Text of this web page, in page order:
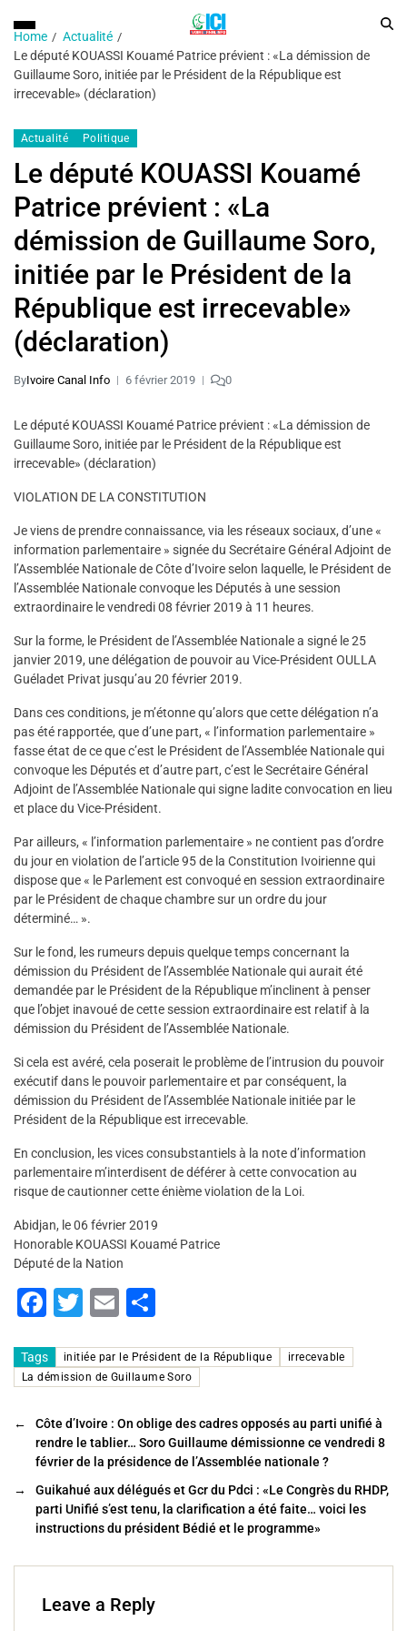
Home
Actualité
Le député KOUASSI Kouamé Patrice prévient : «La démission de
Guillaume Soro, initiée par le Président de la République est
irrecevable» (déclaration)
Actualité Politique
Le député KOUASSI Kouamé
Patrice prévient : «La
démission de Guillaume Soro,
initiée par le Président de la
République est irrecevable»
(déclaration)
ByIvoire Canal Info 6 février 2019 0
Le député KOUASSI Kouamé Patrice prévient : «La démission de
Guillaume Soro, initiée par le Président de la République est
irrecevable» (déclaration)
VIOLATION DE LA CONSTITUTION
Je viens de prendre connaissance, via les réseaux sociaux, d’une «
information parlementaire » signée du Secrétaire Général Adjoint de
l’Assemblée Nationale de Côte d’Ivoire selon laquelle, le Président de
l’Assemblée Nationale convoque les Députés à une session
extraordinaire le vendredi 08 février 2019 à 11 heures.
Sur la forme, le Président de l’Assemblée Nationale a signé le 25
janvier 2019, une délégation de pouvoir au Vice-Président OULLA
Guéladet Privat jusqu’au 20 février 2019.
Dans ces conditions, je m’étonne qu’alors que cette délégation n’a
pas été rapportée, que d’une part, « l’information parlementaire »
fasse état de ce que c’est le Président de l’Assemblée Nationale qui
convoque les Députés et d’autre part, c’est le Secrétaire Général
Adjoint de l’Assemblée Nationale qui signe ladite convocation en lieu
et place du Vice-Président.
Par ailleurs, « l’information parlementaire » ne contient pas d’ordre
du jour en violation de l’article 95 de la Constitution Ivoirienne qui
dispose que « le Parlement est convoqué en session extraordinaire
par le Président de chaque chambre sur un ordre du jour
déterminé… ».
Sur le fond, les rumeurs depuis quelque temps concernant la
démission du Président de l’Assemblée Nationale qui aurait été
demandée par le Président de la République m’inclinent à penser
que l’objet inavoué de cette session extraordinaire est relatif à la
démission du Président de l’Assemblée Nationale.
Si cela est avéré, cela poserait le problème de l’intrusion du pouvoir
exécutif dans le pouvoir parlementaire et par conséquent, la
démission du Président de l’Assemblée Nationale initiée par le
Président de la République est irrecevable.
En conclusion, les vices consubstantiels à la note d’information
parlementaire m’interdisent de déférer à cette convocation au
risque de cautionner cette énième violation de la Loi.
Abidjan, le 06 février 2019
Honorable KOUASSI Kouamé Patrice
Député de la Nation
F
c
e
b
o
o
k
T
tt
er
E
ai
l
ta
g
er
Tags initiée par le Président de la République
irrecevable
La démission de Guillaume Soro
←
Côte d’Ivoire : On oblige des cadres opposés au parti unifié à
rendre le tablier… Soro Guillaume démissionne ce vendredi 8
février de la présidence de l’Assemblée nationale ?
→
Guikahué aux délégués et Gcr du Pdci : «Le Congrès du RHDP,
parti Unifié s’est tenu, la clarification a été faite… voici les
instructions du président Bédié et le programme»
Leave a Reply